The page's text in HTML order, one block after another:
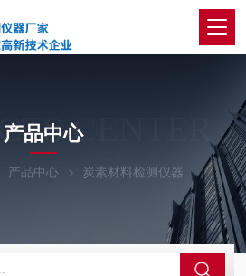
CENTER
产品中心
产品中心 炭素材料检测仪器 炭块